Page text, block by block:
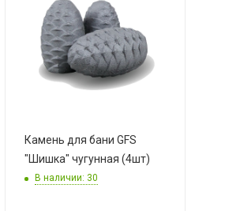
Камень для бани GFS
"Шишка" чугунная (4шт)
В наличии: 30